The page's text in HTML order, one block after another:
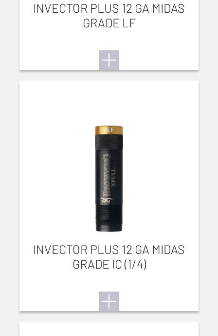
INVECTOR PLUS 12 GA MIDAS
GRADE LF
INVECTOR PLUS 12 GA MIDAS
GRADE IC (1/4)